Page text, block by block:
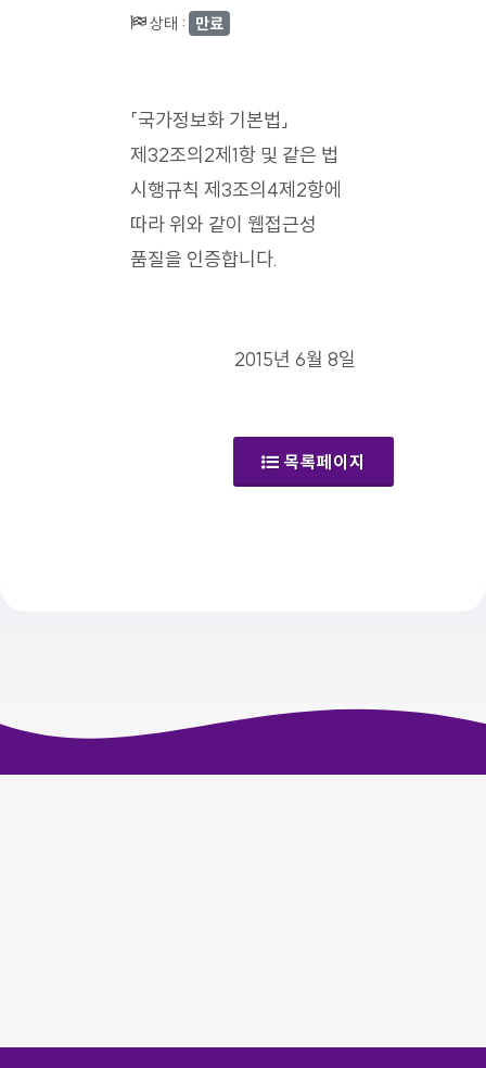
상태 : 만료
「국가정보화 기본법」
제32조의2제1항 및 같은 법
시행규칙 제3조의4제2항에
따라 위와 같이 웹접근성
품질을 인증합니다.
2015년 6월 8일
목록페이지